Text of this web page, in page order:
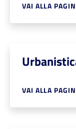
VAI ALLA
VAI ALLA